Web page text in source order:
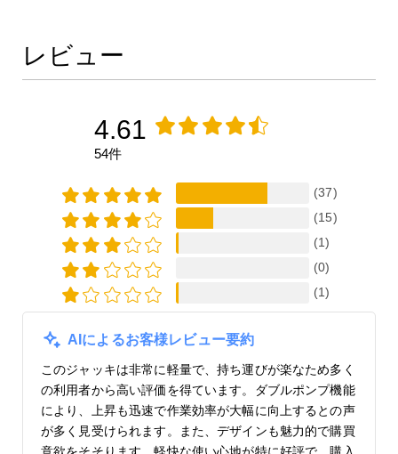
レビュー
4.61
54件
(37)
(15)
(1)
(0)
(1)
AIによるお客様レビュー要約
このジャッキは非常に軽量で、持ち運びが楽なため多く
の利用者から高い評価を得ています。ダブルポンプ機能
により、上昇も迅速で作業効率が大幅に向上するとの声
が多く見受けられます。また、デザインも魅力的で購買